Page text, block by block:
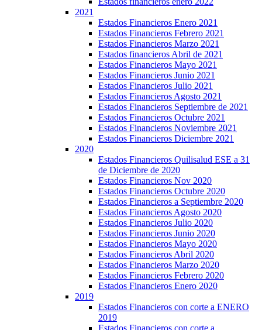
2021
Estados Financieros Enero 2021
Estados Financieros Febrero 2021
Estados Financieros Marzo 2021
Estados financieros Abril de 2021
Estados Financieros Mayo 2021
Estados Financieros Junio 2021
Estados Financieros Julio 2021
Estados Financieros Agosto 2021
Estados Financieros Septiembre de 2021
Estados Financieros Octubre 2021
Estados Financieros Noviembre 2021
Estados Financieros Diciembre 2021
2020
Estados Financieros Quilisalud ESE a 31
de Diciembre de 2020
Estados Financieros Nov 2020
Estados Financieros Octubre 2020
Estados Financieros a Septiembre 2020
Estados Financieros Agosto 2020
Estados Financieros Julio 2020
Estados Financieros Junio 2020
Estados Financieros Mayo 2020
Estados Financieros Abril 2020
Estados Financieros Marzo 2020
Estados Financieros Febrero 2020
Estados Financieros Enero 2020
2019
Estados Financieros con corte a ENERO
2019
Estados Financieros con corte a